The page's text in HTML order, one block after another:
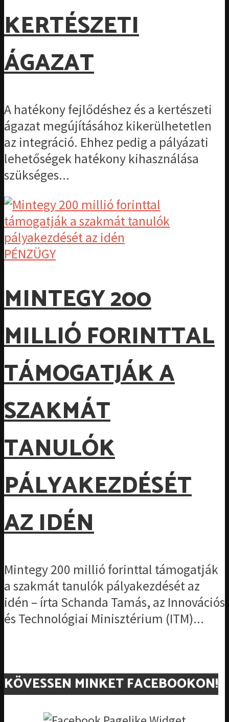
KERTÉSZETI
ÁGAZAT
A hatékony fejlődéshez és a kertészeti
ágazat megújításához kikerülhetetlen
az integráció. Ehhez pedig a pályázati
lehetőségek hatékony kihasználása
szükséges...
PÉNZÜGY
MINTEGY 200
MILLIÓ FORINTTAL
TÁMOGATJÁK A
SZAKMÁT
TANULÓK
PÁLYAKEZDÉSÉT
AZ IDÉN
Mintegy 200 millió forinttal támogatják
a szakmát tanulók pályakezdését az
idén – írta Schanda Tamás, az Innovációs
és Technológiai Minisztérium (ITM)...
KÖVESSEN MINKET FACEBOOKON!